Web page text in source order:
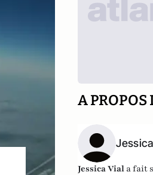
A PROPOS
Jessica Vial a fait